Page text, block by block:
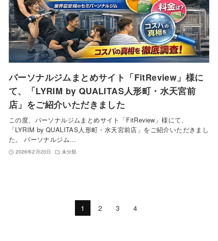
パーソナルジムまとめサイト「FitReview」様に
て、「LYRIM by QUALITAS人形町・水天宮前
店」をご紹介いただきました
この度、パーソナルジムまとめサイト「FitReview」様にて、
「LYRIM by QUALITAS人形町・水天宮前店」をご紹介いただきまし
た。 パーソナルジム…
2026年2月20日 未分類
1 2 3 4